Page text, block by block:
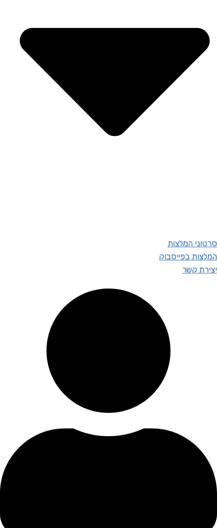
סרטוני המלצות
המלצות בפייסבוק
יצירת קשר